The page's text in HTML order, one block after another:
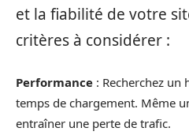
et la fiabilité de votre
critères à considérer :
Performance : Recherchez un
temps de chargement. Même
entraîner une perte de trafic.